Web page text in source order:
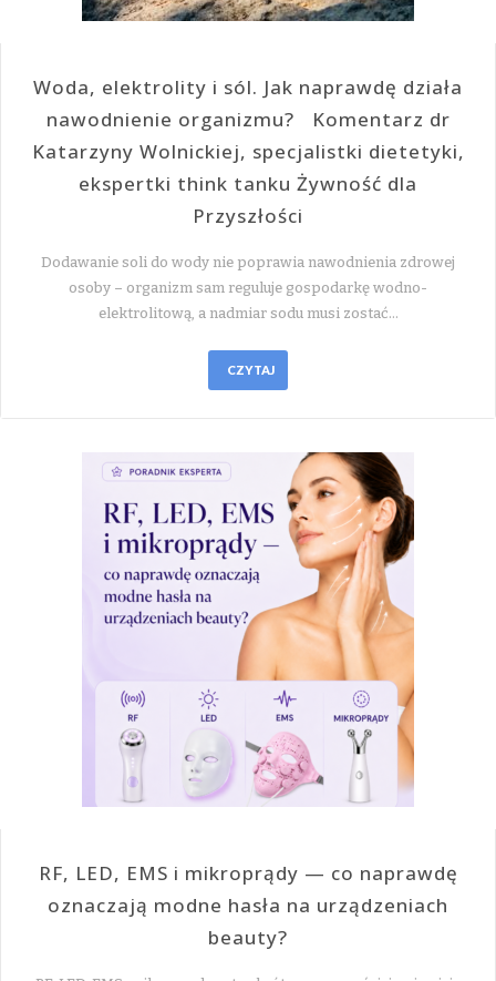
Woda, elektrolity i sól. Jak naprawdę działa
nawodnienie organizmu? Komentarz dr
Katarzyny Wolnickiej, specjalistki dietetyki,
ekspertki think tanku Żywność dla
Przyszłości
Dodawanie soli do wody nie poprawia nawodnienia zdrowej
osoby – organizm sam reguluje gospodarkę wodno-
elektrolitową, a nadmiar sodu musi zostać…
CZYTAJ
RF, LED, EMS i mikroprądy — co naprawdę
oznaczają modne hasła na urządzeniach
beauty?